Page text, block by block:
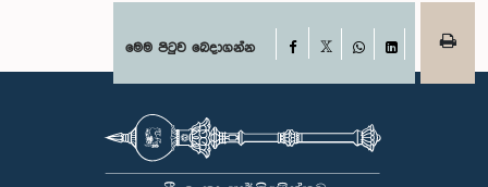
මෙම පිටුව බෙදාගන්න Facebook
WhatsAppLinkedIn